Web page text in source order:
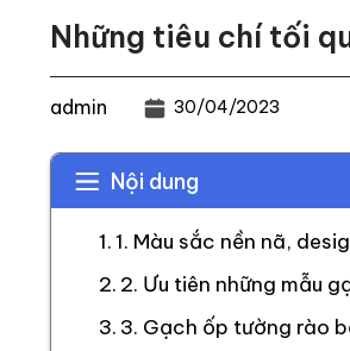
Những tiêu chí tối
admin 30/04/2023
Nội dung
1. Màu sắc nền nã,
2. Ưu tiên những mẫu
3. Gạch ốp tường rào